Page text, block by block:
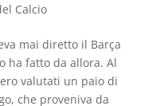
Calcio
mai diretto il Barça
ha fatto da allora. Al
valutati un paio di
che proveniva da